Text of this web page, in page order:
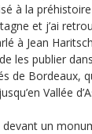
à la
et j’ai
à Jean
les publier
de Bordeaux,
Vallée
un